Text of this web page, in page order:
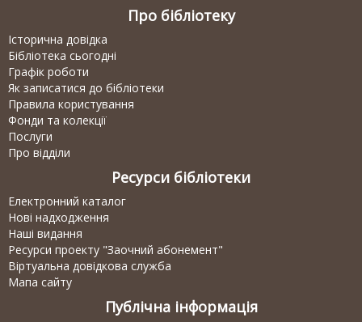
Про бібліотеку
Історична довідка
Бібліотека сьогодні
Графік роботи
Як записатися до бібліотеки
Правила користування
Фонди та колекції
Послуги
Про відділи
Ресурси бібліотеки
Електронний каталог
Нові надходження
Наші видання
Ресурси проекту "Заочний абонемент"
Віртуальна довідкова служба
Мапа сайту
Публічна інформація